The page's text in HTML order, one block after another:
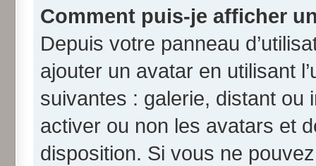
Comment puis-je afficher
Depuis votre panneau
ajouter un avatar en utilisant
suivantes : galerie, distant ou
activer ou non les avatars et
disposition. Si vous ne